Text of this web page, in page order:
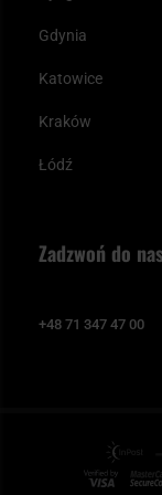
Gdynia
Katowice
Kraków
Łódź
Zadzwoń do nas
+48 71 347 47 00